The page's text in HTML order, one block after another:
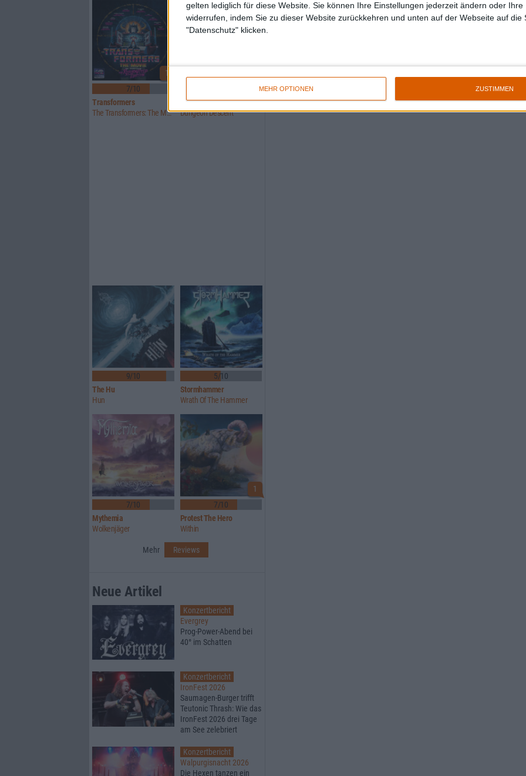
gelten lediglich für diese Website. Sie können Ihre Einstellungen jederzeit ändern oder Ihre
widerrufen, indem Sie zu dieser Website zurückkehren und unten auf der Webseite auf die
"Datenschutz" klicken.
MEHR OPTIONEN ZUSTIMMEN
1
7/10
Transformers
The Transformers: The Movie Soundtrack: The Reformatted Edition
Torpor
Dungeon Descent
9/10
The Hu
Hun
5/10
Stormhammer
Wrath Of The Hammer
7/10
Mythemia
Wolkenjäger
1
7/10
Protest The Hero
Within
Mehr Reviews
Neue Artikel
Konzertbericht
Evergrey
Prog-Power-Abend bei
40° im Schatten
Konzertbericht
IronFest 2026
Saumagen-Burger trifft
Teutonic Thrash: Wie das
IronFest 2026 drei Tage
am See zelebriert
Konzertbericht
Walpurgisnacht 2026
Die Hexen tanzen ein